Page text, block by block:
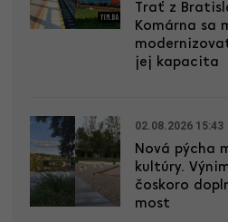
Trať z
Komárna sa
jej kapacita
02.08.2026 15:43
Nová pýcha
kultúry.
čoskoro
most